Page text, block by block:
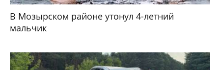
В Мозырском районе утонул 4-летний
мальчик